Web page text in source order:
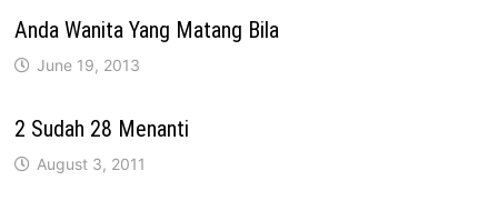
Anda Wanita Yang Matang Bila
June 19, 2013
2 Sudah 28 Menanti
August 3, 2011